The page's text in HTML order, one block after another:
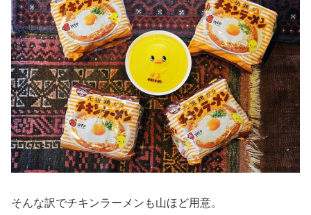
そんな訳でチキンラーメンも山ほど用意。